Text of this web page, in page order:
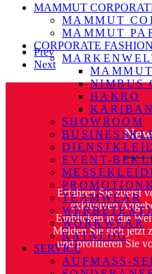
MAMMUT
MAMMUT
MAMMUT
CORPORATE FASHION
NIMBUS
HAKRO
KARIBAN
SHOWROOM
EVENT-
TEAMWEAR
WORKWEAR
KATALOG
SERVICE
AUFMASS-
Prev
Next
Erfahren Sie zuerst
exklusiven
Einblicken in die
Melden Sie sich jetzt
und profitieren Sie